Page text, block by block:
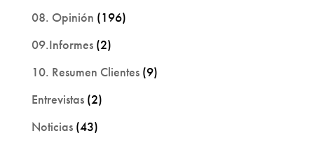
08. Opinión (196)
09.Informes(2)
10. Resumen Clientes(9)
Entrevistas(2)
Noticias(43)